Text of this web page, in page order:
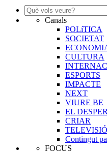
Canals
POLíTICA
SOCIETAT
CULTURA
ESPORTS
IMPACTE
NEXT
VIURE BE
EL
CRIAR
TELEVISIÓ
Contingut
FOCUS